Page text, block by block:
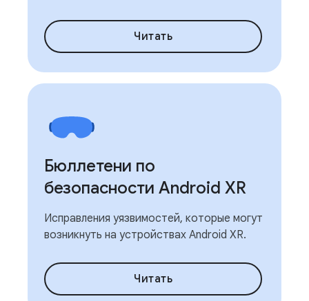
Читать
Бюллетени по
безопасности Android XR
Исправления уязвимостей, которые могут
возникнуть на устройствах Android XR.
Читать